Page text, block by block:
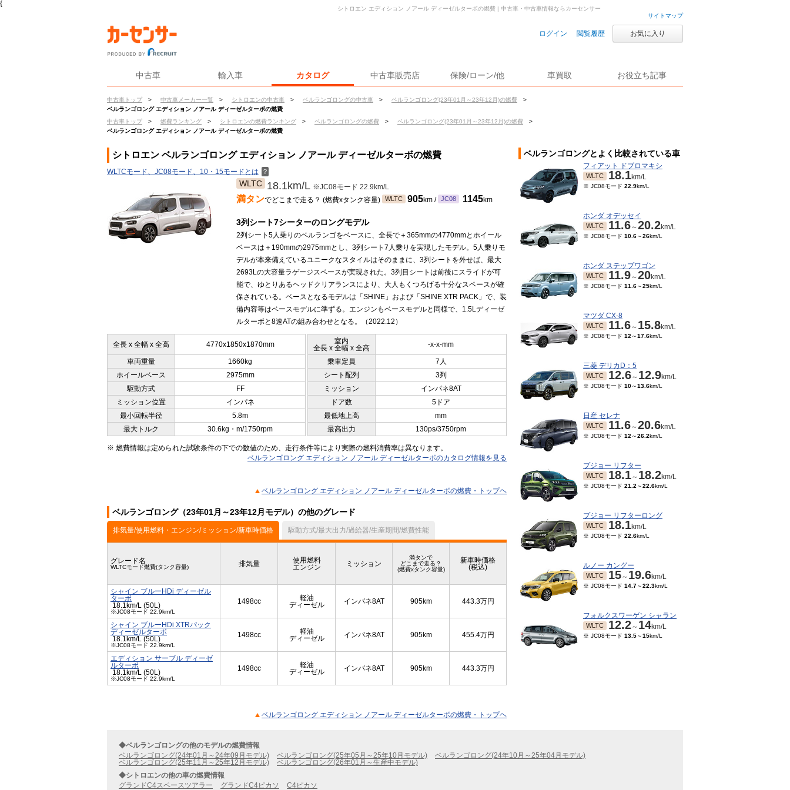
{
サイトマップ
ログイン 閲覧履歴 お気に入り
中古車 輸入車 カタログ 中古車販売店 保険/ローン/他 車買取 お役立ち記事
中古車トップ > 中古車メーカー一覧 > シトロエンの中古車 > ベルランゴロングの中古車 > ベルランゴロング(23年01月～23年12月)の燃費
>
ベルランゴロング エディション ノアール ディーゼルターボの燃費
中古車トップ
> 燃費ランキング > シトロエンの燃費ランキング > ベルランゴロングの燃費 > ベルランゴロング(23年01月～23年12月)の燃費
>
ベルランゴロング エディション ノアール ディーゼルターボの燃費
シトロエン エディション ノアール ディーゼルターボの燃費 | 中古車・中古車情報ならカーセンサー
シトロエン ベルランゴロング エディション ノアール ディーゼルターボの燃費
WLTCモード、JC08モード、10・15モードとは ？
WLTC 18.1km/L ※JC08モード 22.9km/L
満タンでどこまで走る？ (燃費xタンク容量) WLTC 905km / JC08 1145km
3列シート7シーターのロングモデル
2列シート5人乗りのベルランゴをベースに、全長で＋365mmの4770mmとホイール
ベースは＋190mmの2975mmとし、3列シート7人乗りを実現したモデル。5人乗りモ
デルが本来備えているユニークなスタイルはそのままに、3列シートを外せば、最大
2693Lの大容量ラゲージスペースが実現された。3列目シートは前後にスライドが可
能で、ゆとりあるヘッドクリアランスにより、大人もくつろげる十分なスペースが確
保されている。ベースとなるモデルは「SHINE」および「SHINE XTR PACK」で、装
備内容等はベースモデルに準ずる。エンジンもベースモデルと同様で、1.5Lディーゼ
ルターボと8速ATの組み合わせとなる。（2022.12）
全長 x 全幅 x 全高 4770x1850x1870mm
室内
全長 x 全幅 x 全高
-x-x-mm
車両重量 1660kg 乗車定員
7人
ホイールベース
2975mm シート配列
3列
駆動方式
FF ミッション
インパネ8AT
ミッション位置
インパネ ドア数
5ドア
最小回転半径
5.8m 最低地上高
mm
最大トルク
30.6kg・m/1750rpm 最高出力 130ps/3750rpm
※ 燃費情報は定められた試験条件の下での数値のため、走行条件等により実際の燃料消費率は異なります。
ベルランゴロング エディション ノアール ディーゼルターボのカタログ情報を見る
ベルランゴロング エディション ノアール ディーゼルターボの燃費・トップヘ
ベルランゴロング（23年01月～23年12月モデル）の他のグレード
排気量/使用燃料・エンジン/ミッション/新車時価格 駆動方式/最大出力/過給器/生産期間/燃費性能
グレード名
WLTCモード燃費(タンク容量) 排気量
使用燃料
エンジン
ミッション
満タンで
どこまで走る？
(燃費xタンク容量)
新車時価格
(税込)
シャイン ブルーHDi ディーゼル
ターボ
18.1km/L (50L)
※JC08モード 22.9km/L
1498cc
軽油
ディーゼル
インパネ8AT 905km 443.3万円
シャイン ブルーHDi XTRパック
ディーゼルターボ
18.1km/L (50L)
※JC08モード 22.9km/L
1498cc
軽油
ディーゼル
インパネ8AT 905km 455.4万円
エディション サーブル ディーゼ
ルターボ
18.1km/L (50L)
※JC08モード 22.9km/L
1498cc
軽油
ディーゼル
インパネ8AT 905km 443.3万円
ベルランゴロング エディション ノアール ディーゼルターボの燃費・トップヘ
ベルランゴロングとよく比較されている車
フィアット ドブロマキシ
WLTC 18.1km/L
※ JC08モード 22.9km/L
ホンダ オデッセイ
WLTC 11.6～20.2km/L
※ JC08モード 10.6～26km/L
ホンダ ステップワゴン
WLTC 11.9～20km/L
※ JC08モード 11.6～25km/L
マツダ CX-8
WLTC 11.6～ 15.8km/L
※ JC08モード 12 ～17.6km/L
三菱 デリカD：5
WLTC 12.6～ 12.9km/L
※ JC08モード 10～13.6km/L
日産 セレナ
WLTC 11.6～20.6km/L
※ JC08モード 12 ～26.2km/L
プジョー リフター
WLTC 18.1～ 18.2km/L
※ JC08モード 21.2 ～22.6km/L
プジョー リフターロング
WLTC 18.1km/L
※ JC08モード 22.6km/L
ルノー カングー
WLTC 15～ 19.6km/L
※ JC08モード 14.7～22.3km/L
フォルクスワーゲン シャラン
WLTC 12.2～ 14km/L
※ JC08モード 13.5～15km/L
◆ベルランゴロングの他のモデルの燃費情報
ベルランゴロング(24年01月～24年09月モデル)
ベルランゴロング(25年05月～25年10月モデル)
ベルランゴロング(24年10月～25年04月モデル)
ベルランゴロング(25年11月～25年12月モデル)
ベルランゴロング(26年01月～生産中モデル)
◆シトロエンの他の車の燃費情報
グランドC4スペースツアラー
グランドC4ピカソ C4ピカソ